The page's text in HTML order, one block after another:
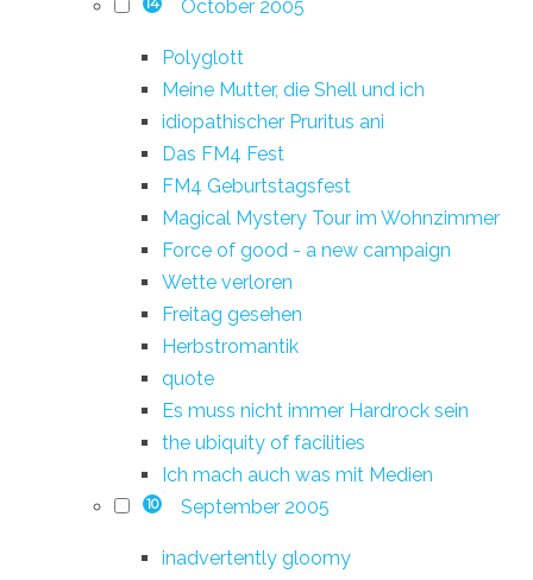
14 October 2005
Polyglott
Meine Mutter, die Shell und ich
idiopathischer Pruritus ani
Das FM4 Fest
FM4 Geburtstagsfest
Magical Mystery Tour im Wohnzimmer
Force of good - a new campaign
Wette verloren
Freitag gesehen
Herbstromantik
quote
Es muss nicht immer Hardrock sein
the ubiquity of facilities
Ich mach auch was mit Medien
10 September 2005
inadvertently gloomy